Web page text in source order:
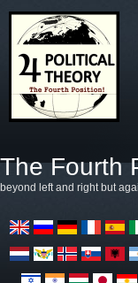
The Fourth
beyond left and right but